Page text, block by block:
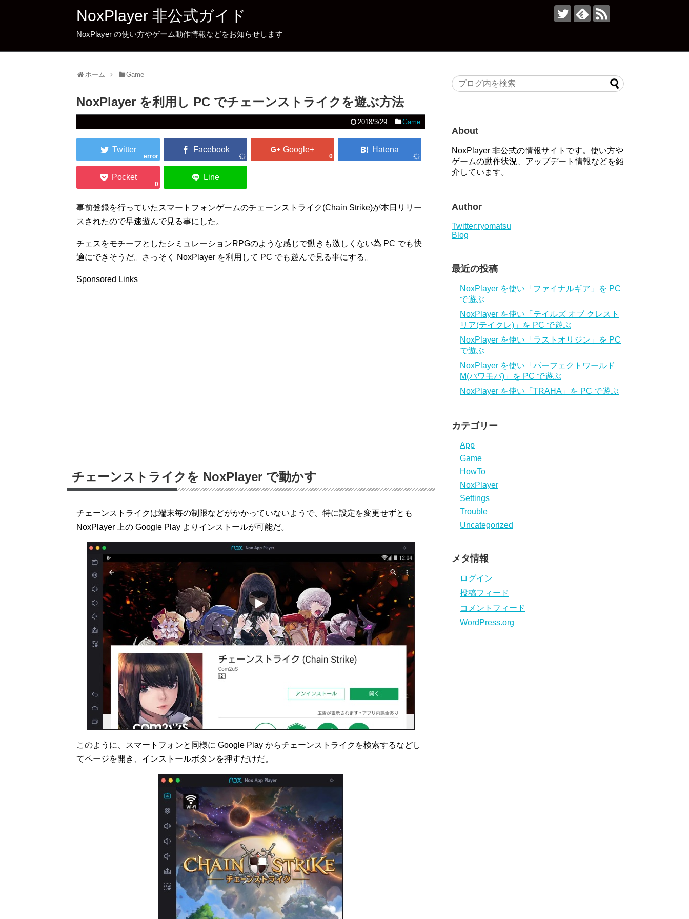
NoxPlayer 非公式ガイド
NoxPlayer の使い方やゲーム動作情報などをお知らせします
ホーム Game
NoxPlayer を利用し PC でチェーンストライクを遊ぶ方法
2018/3/29 Game
error 0
0
事前登録を行っていたスマートフォンゲームのチェーンストライク(Chain Strike)が本日リリー
スされたので早速遊んで見る事にした。
チェスをモチーフとしたシミュレーションRPGのような感じで動きも激しくない為 PC でも快
適にできそうだ。さっそく NoxPlayer を利用して PC でも遊んで見る事にする。
Sponsored Links
チェーンストライクを NoxPlayer で動かす
チェーンストライクは端末毎の制限などがかかっていないようで、特に設定を変更せずとも
NoxPlayer 上の Google Play よりインストールが可能だ。
このように、スマートフォンと同様に Google Play からチェーンストライクを検索するなどし
てページを開き、インストールボタンを押すだけだ。
About
NoxPlayer 非公式の情報サイトです。使い方や
ゲームの動作状況、アップデート情報などを紹
介しています。
Author
Twitter:ryomatsu
Blog
最近の投稿
NoxPlayer を使い「ファイナルギア」を PC
で遊ぶ
NoxPlayer を使い「テイルズ オブ クレスト
リア(テイクレ)」を PC で遊ぶ
NoxPlayer を使い「ラストオリジン」を PC
で遊ぶ
NoxPlayer を使い「パーフェクトワールド
M(パワモバ)」を PC で遊ぶ
NoxPlayer を使い「TRAHA」を PC で遊ぶ
カテゴリー
App
Game
HowTo
NoxPlayer
Settings
Trouble
Uncategorized
メタ情報
ログイン
投稿フィード
コメントフィード
WordPress.org